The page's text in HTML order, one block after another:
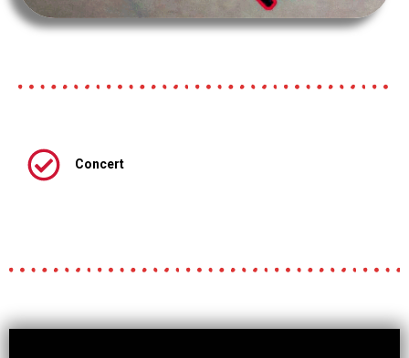
Concert